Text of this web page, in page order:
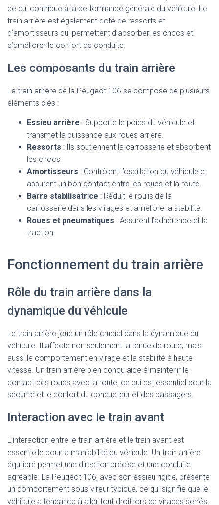
ce qui contribue à la performance générale du véhicule. Le
train arrière est également doté de ressorts et
d’amortisseurs qui permettent d’absorber les chocs et
d’améliorer le confort de conduite.
Les composants du train arrière
Le train arrière de la Peugeot 106 se compose de plusieurs
éléments clés :
Essieu arrière : Supporte le poids du véhicule et
transmet la puissance aux roues arrière.
Ressorts : Ils soutiennent la carrosserie et absorbent
les chocs.
Amortisseurs : Contrôlent l’oscillation du véhicule et
assurent un bon contact entre les roues et la route.
Barre stabilisatrice : Réduit le roulis de la
carrosserie dans les virages et améliore la stabilité.
Roues et pneumatiques : Assurent l’adhérence et la
traction.
Fonctionnement du train arrière
Rôle du train arrière dans la
dynamique du véhicule
Le train arrière joue un rôle crucial dans la dynamique du
véhicule. Il affecte non seulement la tenue de route, mais
aussi le comportement en virage et la stabilité à haute
vitesse. Un train arrière bien conçu aide à maintenir le
contact des roues avec la route, ce qui est essentiel pour la
sécurité et le confort du conducteur et des passagers.
Interaction avec le train avant
L’interaction entre le train arrière et le train avant est
essentielle pour la maniabilité du véhicule. Un train arrière
équilibré permet une direction précise et une conduite
agréable. La Peugeot 106, avec son essieu rigide, présente
un comportement sous-vireur typique, ce qui signifie que le
véhicule a tendance à aller tout droit lors de virages serrés.